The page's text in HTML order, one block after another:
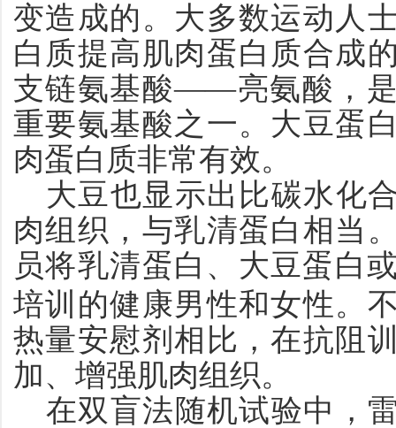
变造成的。大多数运动人
白质提高肌肉蛋白质合成
支链氨基酸——亮氨酸，
重要氨基酸之一。大豆蛋
肉蛋白质非常有效。
大豆也显示出比碳水化
肉组织，与乳清蛋白相当
员将乳清蛋白、大豆蛋白
培训的健康男性和女性。
热量安慰剂相比，在抗阻
加、增强肌肉组织。
在双盲法随机试验中，